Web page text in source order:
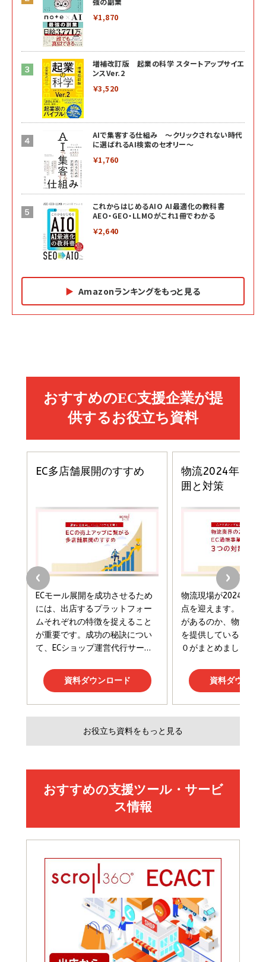
￥1,870
増補改訂版 起業の科学 スタートアップサイエ
ンスVer.2
￥3,520
AIで集客する仕組み ～クリックされない時代
に選ばれるAI検索のセオリー～
￥1,760
これからはじめるAIO AI最適化の教科書
AEO・GEO・LLMOがこれ1冊でわかる
￥2,640
Amazonランキングをもっと見る
副業
￥1,870
小さな会社は戦略が9割
ドリルを売るには穴を売れ
Brand Shift(ブランド・シフト): 「信頼」で選ばれ
る時代の成長戦略
￥2,420
マーケティングの真実 P&G・グリコで学んだ失敗
と成長の法則
￥2,200
Amazonランキングをもっと見る
カラダ2026／宮舘涼太]
￥880
anan(アンアン)2026/06/24号 No.2500増刊
スペシャルエディション[王道エンタメの矜持／
￥1,100
anan(アンアン)2026/07/08号 No.2502[2026
年後半、あなたの恋と運命／山田涼介]
￥880
ママ投資家が育休中に１億貯めた株式投資
￥1,870
組織の成果を最大化する ルールのデザイン
￥1,980
Amazonランキングをもっと見る
イシューからはじめよ［改訂版］――知的生産の「シンプ
ルな本質」
￥2,200
経営メモ 16年の起業家人生で得た知見
影響力の武器［新版］：人を動かす七つの原理
￥3,190
フィードバック経営 「沈黙の組織」から「高め合う
組織」へ
Amazonランキングをもっと見る